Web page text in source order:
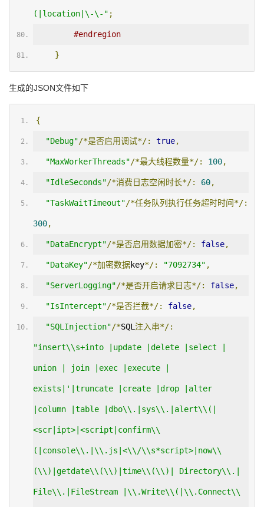
(|location|\-\-" ;
#endregion
}
生成的JSON文件如下
{
"Debug"/*是否启用调试*/: true,
"MaxWorkerThreads"/*最大线程数量*/: 100,
"IdleSeconds"/*消费日志空闲时长*/: 60,
"TaskWaitTimeout"/*任务队列执行任务超时时间*/:
300,
"DataEncrypt"/*是否启用数据加密*/: false,
"DataKey"/*加密数据key*/: "7092734" ,
"ServerLogging"/*是否开启请求日志*/: false,
"IsIntercept"/*是否拦截*/: false,
"SQLInjection"/*SQL注入串*/:
"insert\\s+into |update |delete |select |
union | join |exec |execute |
exists|'|truncate |create |drop |alter
|column |table |dbo\\.|sys\\.|alert\\(|
<scr|ipt>|<script|confirm\\
(|console\\.|\\.js|<\\/\\s*script>|now\\
(\\)|getdate\\(\\)|time\\(\\)| Directory\\.|
File\\.|FileStream |\\.Write\\(|\\.Connect\\